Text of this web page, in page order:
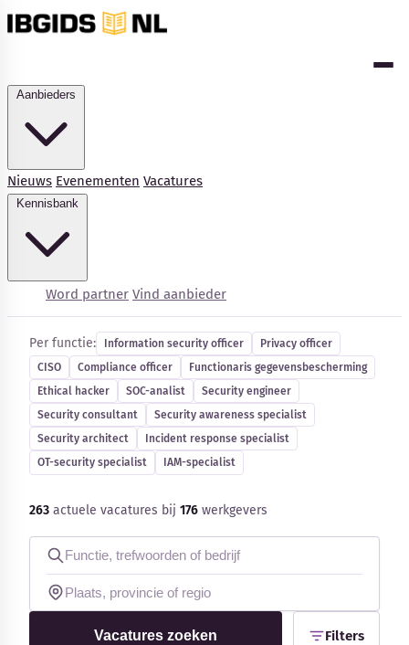
Nieuws Evenementen Vacatures
Word partner Vind aanbieder
Kennisbank
Blog
Bedrijfsupdates
Cybersecurity-vacatures
Per functie: Information security officer
Privacy officer
CISO
Compliance officer
Functionaris gegevensbescherming
Ethical hacker
SOC-analist
Security engineer
Security consultant
Security awareness specialist
Security architect
Incident response specialist
OT-security specialist
IAM-specialist
263 actuele vacatures bij 176 werkgevers
Vacatures zoeken Filters